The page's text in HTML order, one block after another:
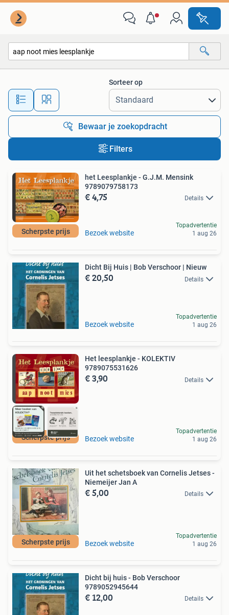
Alle afstanden…
Sorteer op
Bewaar je zoekopdracht
Filters
Scherpste prijs
het Leesplankje - G.J.M. Mensink
9789079758173
€ 4,75 Details
Bezoek website
Topadvertentie
1 aug 26
Dicht Bij Huis | Bob Verschoor | Nieuw
€ 20,50 Details
Bezoek website
Topadvertentie
1 aug 26
Scherpste prijs
Het leesplankje - KOLEKTIV
9789075531626
€ 3,90 Details
Bezoek website
Topadvertentie
1 aug 26
Scherpste prijs
Uit het schetsboek van Cornelis Jetses -
Niemeijer Jan A
€ 5,00 Details
Bezoek website
Topadvertentie
1 aug 26
Dicht bij huis - Bob Verschoor
9789052945644
€ 12,00 Details